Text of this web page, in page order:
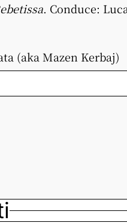
. Conduce:
(aka Mazen Kerbaj)